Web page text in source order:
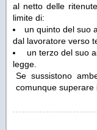
al netto delle
limite di:
un quinto del suo
dal lavoratore verso
un terzo del suo
legge.
Se sussistono
comunque superare